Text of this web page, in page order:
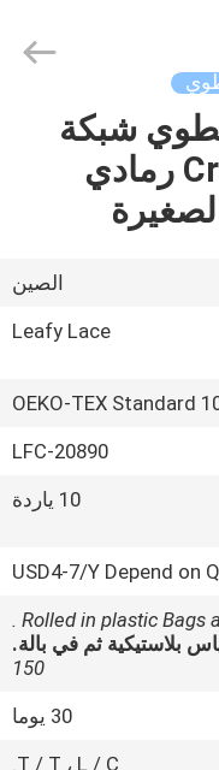
شبكة
البوليستر Crinckle رمادي
الصين
Leafy Lace
OEKO-TEX Standard
LFC-20890
10 ياردة
USD4-7/Y Depend on
Rolled in plastic Bags
بلاستيكية ثم في بالة.
150
30 يوما
T / T ، L / C.